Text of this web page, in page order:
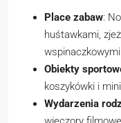
Place zabaw:
huśtawkami,
Obiekty
koszykówki i
Wydarzenia